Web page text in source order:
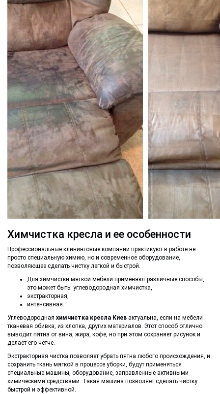
Химчистка кресла и ее особенности
Профессиональные клининговые компании практикуют в работе не
просто специальную химию, но и современное оборудование,
позволяющее сделать чистку легкой и быстрой.
Для химчистки мягкой мебели применяют различные способы,
это может быть: углеводородная химчистка,
экстракторная,
интенсивная.
Углеводородная химчистка кресла Киев актуальна, если на мебели
тканевая обивка, из хлопка, других материалов. Этот способ отлично
выводит пятна от вина, жира, кофе, но при этом сохраняет рисунок и
делает его четче.
Экстракторная чистка позволяет убрать пятна любого происхождения, и
сохранить ткань мягкой в процессе уборки, будут применяться
специальные машины, оборудование, заправленные активными
химическими средствами. Такая машина позволяет сделать чистку
быстрой и эффективной.